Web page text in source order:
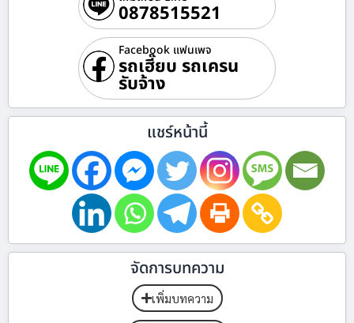
0878515521
Facebook แฟนเพจ
รถเฮี๊ยบ รถเครน
รับจ้าง
แชร์หน้านี้
จัดการบทความ
เพิ่มบทความ